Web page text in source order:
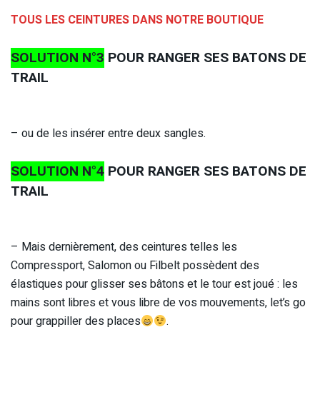
TOUS LES CEINTURES DANS NOTRE BOUTIQUE
SOLUTION N°3 POUR RANGER SES BATONS DE
TRAIL
– ou de les insérer entre deux sangles.
SOLUTION N°4 POUR RANGER SES BATONS DE
TRAIL
– Mais dernièrement, des ceintures telles les
Compressport, Salomon ou Filbelt possèdent des
élastiques pour glisser ses bâtons et le tour est joué : les
mains sont libres et vous libre de vos mouvements, let’s go
pour grappiller des places
.